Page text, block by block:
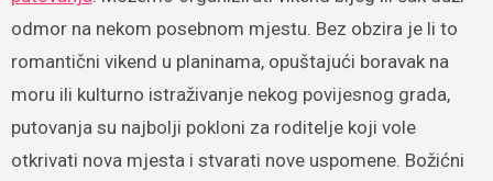
odmor na nekom posebnom mjestu. Bez obzira je li to
romantični vikend u planinama, opuštajući boravak na
moru ili kulturno istraživanje nekog povijesnog grada,
putovanja su najbolji pokloni za roditelje koji vole
otkrivati nova mjesta i stvarati nove uspomene. Božićni